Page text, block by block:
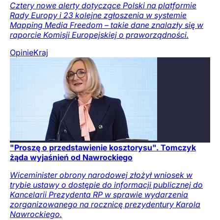
Cztery nowe alerty dotyczące Polski na platformie
Rady Europy i 23 kolejne zgłoszenia w systemie
Mapping Media Freedom – takie dane znalazły się w
raporcie Komisji Europejskiej o praworządności.
OpinieKraj
"Proszę o przedstawienie kosztorysu". Tomczyk
żąda wyjaśnień od Nawrockiego
Wiceminister obrony narodowej złożył wniosek w
trybie ustawy o dostępie do informacji publicznej do
Kancelarii Prezydenta RP w sprawie wydarzenia
zorganizowanego na rocznicę prezydentury Karola
Nawrockiego.